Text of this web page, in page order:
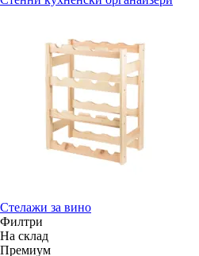
Стелажи за вино
Филтри
На склад
Премиум